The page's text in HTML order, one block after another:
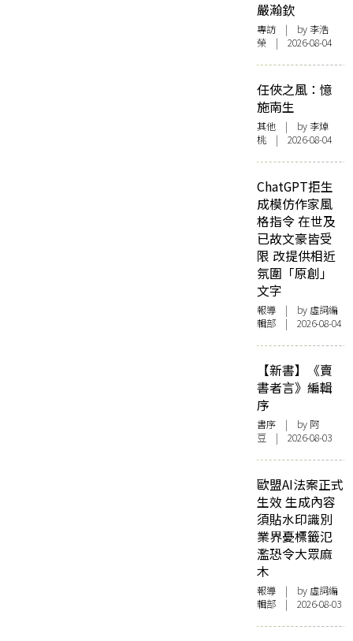
嚴瀚欽
專訪 | by 李浩
榮 | 2026-08-04
任俠之風：憶
施南生
其他 | by 李焯
桃 | 2026-08-04
ChatGPT拒生
成模仿作家風
格指令 在世及
已故文豪皆受
限 改提供相近
氛圍「原創」
文字
報導 | by 虛詞編
輯部 | 2026-08-04
【新書】《賣
書者言》編輯
序
書序 | by 阿
豆 | 2026-08-03
歐盟AI法案正式
生效 生成內容
須貼水印識別
業界憂標籤氾
濫恐令大眾麻
木
報導 | by 虛詞編
輯部 | 2026-08-03